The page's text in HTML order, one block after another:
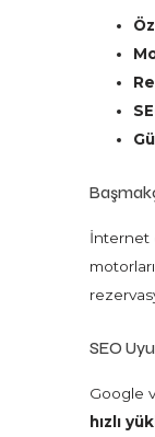
İnternet
SEO
Google
hızlı